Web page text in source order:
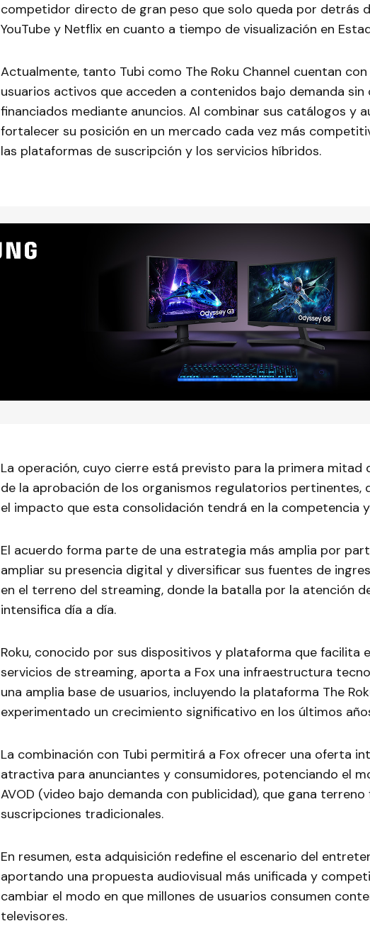
competidor directo de gran peso que solo queda por detrás
YouTube y Netflix en cuanto a tiempo de visualización en
Actualmente, tanto Tubi como The Roku Channel cuentan
usuarios activos que acceden a contenidos bajo demanda
financiados mediante anuncios. Al combinar sus catálogos y
fortalecer su posición en un mercado cada vez más
las plataformas de suscripción y los servicios híbridos.
La operación, cuyo cierre está previsto para la primera mitad
de la aprobación de los organismos regulatorios pertinentes,
el impacto que esta consolidación tendrá en la competencia
El acuerdo forma parte de una estrategia más amplia por
ampliar su presencia digital y diversificar sus fuentes de
en el terreno del streaming, donde la batalla por la atención
intensifica día a día.
Roku, conocido por sus dispositivos y plataforma que facilita
servicios de streaming, aporta a Fox una infraestructura
una amplia base de usuarios, incluyendo la plataforma The
experimentado un crecimiento significativo en los últimos
La combinación con Tubi permitirá a Fox ofrecer una oferta
atractiva para anunciantes y consumidores, potenciando el
AVOD (video bajo demanda con publicidad), que gana terreno
suscripciones tradicionales.
En resumen, esta adquisición redefine el escenario del
aportando una propuesta audiovisual más unificada y
cambiar el modo en que millones de usuarios consumen
televisores.